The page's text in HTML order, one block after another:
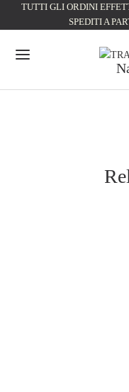
TUTTI GLI ORDINI
SPEDITI A